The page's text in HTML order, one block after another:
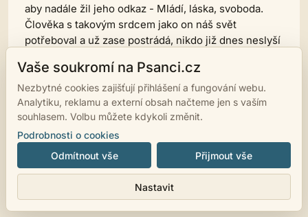
aby nadále žil jeho odkaz - Mládí, láska, svoboda.
Člověka s takovým srdcem jako on náš svět
potřeboval a už zase postrádá, nikdo již dnes neslyší
Nastavení cookies
Vaše soukromí na Psanci.cz
Nezbytné cookies zajišťují přihlášení a fungování webu.
Analytiku, reklamu a externí obsah načteme jen s vaším
souhlasem. Volbu můžete kdykoli změnit.
Podrobnosti o cookies
Odmítnout vše
Nastavit
Přijmout vše